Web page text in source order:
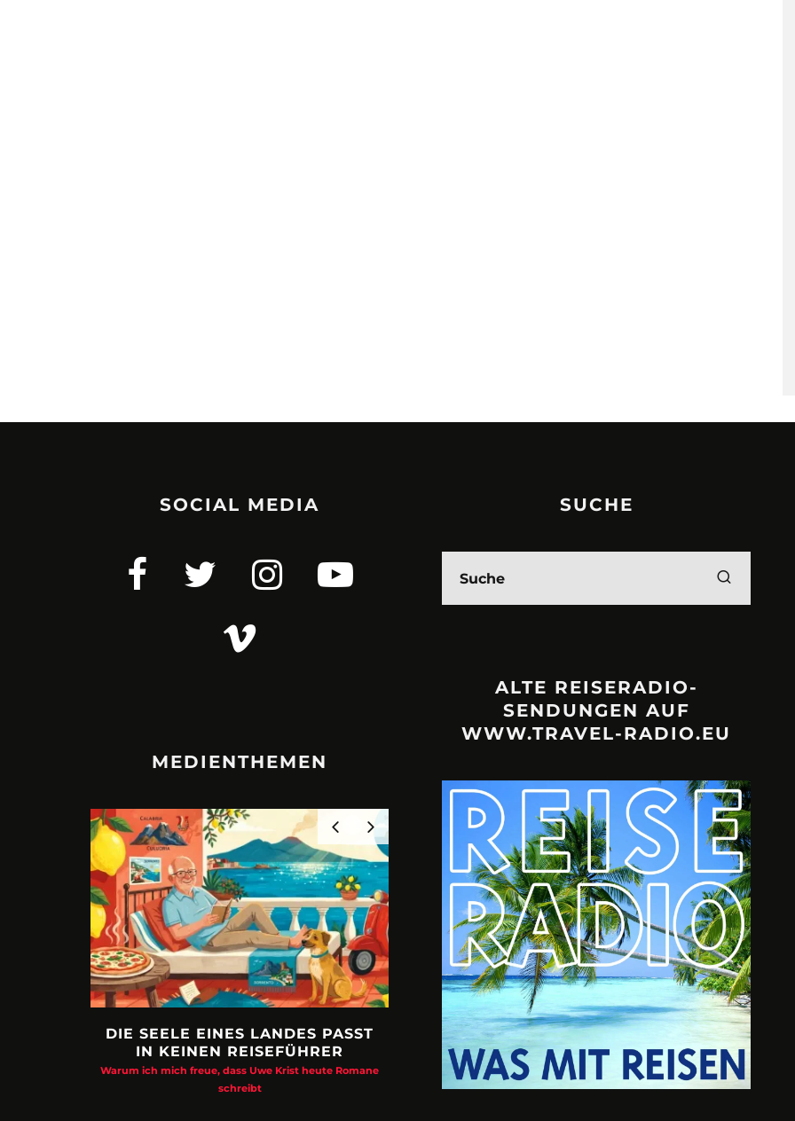
SOCIAL MEDIA
MEDIENTHEMEN
DIE SEELE EINES LANDES PASST
IN KEINEN REISEFÜHRER
Warum ich mich freue, dass Uwe Krist heute Romane
schreibt
URLAUBSFRUST – IST REISEN
KAPUTT?
Philipp Laage „Travel is broken“ - Wege aus der
Urlaubsfalle
A3M –
Mit Krisen-
SUCHE
ALTE REISERADIO-
SENDUNGEN AUF
WWW.TRAVEL-RADIO.EU